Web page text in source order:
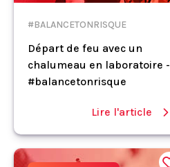
#BALANCETONRISQUE
Départ de feu avec un
chalumeau en laboratoire -
#balancetonrisque
Lire l'article